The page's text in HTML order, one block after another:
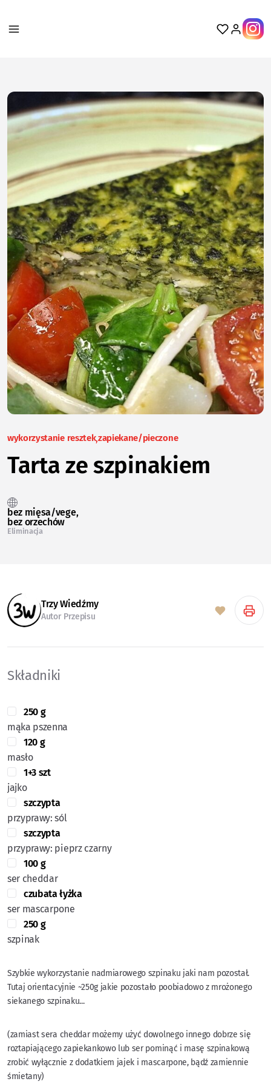
wykorzystanie resztek zapiekane/pieczone
Tarta ze szpinakiem
bez mięsa/vege
bez orzechów
Eliminacja
Trzy Wiedźmy
Autor Przepisu
Składniki
250 g
mąka pszenna
120 g
masło
1+3 szt
jajko
szczypta
przyprawy: sól
szczypta
przyprawy: pieprz czarny
100 g
ser cheddar
czubata łyżka
ser mascarpone
250 g
szpinak
Szybkie wykorzystanie nadmiarowego szpinaku jaki nam pozostał.
Tutaj orientacyjnie ~250g jakie pozostało poobiadowo z mrożonego
siekanego szpinaku...
(zamiast sera cheddar możemy użyć dowolnego innego dobrze się
roztapiającego zapiekankowo lub ser pominąć i masę szpinakową
zrobić wyłącznie z dodatkiem jajek i mascarpone, bądź zamiennie
śmietany)